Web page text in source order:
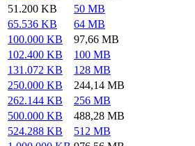
51.200 KB
50 MB
65.536 KB
64 MB
100.000 KB
97,66 MB
102.400 KB
100 MB
131.072 KB
128 MB
250.000 KB
244,14 MB
262.144 KB
256 MB
500.000 KB
488,28 MB
524.288 KB
512 MB